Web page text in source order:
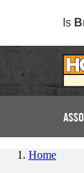
Is
Home